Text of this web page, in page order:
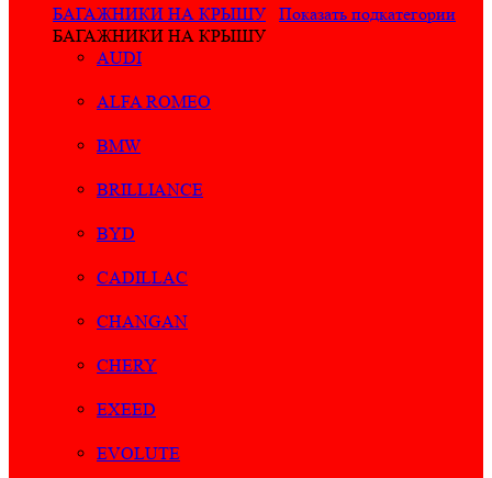
БАГАЖНИКИ НА КРЫШУ
Показать подкатегории
БАГАЖНИКИ НА КРЫШУ
AUDI
ALFA ROMEO
BMW
BRILLIANCE
BYD
CADILLAC
CHANGAN
CHERY
EXEED
EVOLUTE